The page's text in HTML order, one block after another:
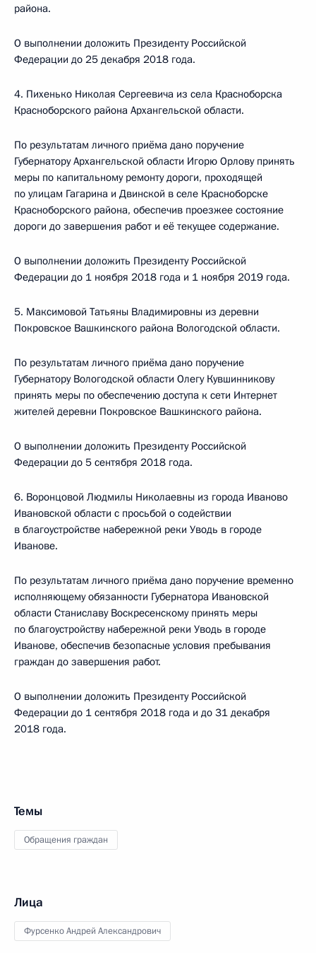
района.
О выполнении доложить Президенту Российской
Федерации до 25 декабря 2018 года.
4. Пихенько Николая Сергеевича из села Красноборска
Красноборского района Архангельской области.
По результатам личного приёма дано поручение
Губернатору Архангельской области Игорю Орлову принять
меры по капитальному ремонту дороги, проходящей
по улицам Гагарина и Двинской в селе Красноборске
Красноборского района, обеспечив проезжее состояние
дороги до завершения работ и её текущее содержание.
О выполнении доложить Президенту Российской
Федерации до 1 ноября 2018 года и 1 ноября 2019 года.
5. Максимовой Татьяны Владимировны из деревни
Покровское Вашкинского района Вологодской области.
По результатам личного приёма дано поручение
Губернатору Вологодской области Олегу Кувшинникову
принять меры по обеспечению доступа к сети Интернет
жителей деревни Покровское Вашкинского района.
О выполнении доложить Президенту Российской
Федерации до 5 сентября 2018 года.
6. Воронцовой Людмилы Николаевны из города Иваново
Ивановской области с просьбой о содействии
в благоустройстве набережной реки Уводь в городе
Иванове.
По результатам личного приёма дано поручение временно
исполняющему обязанности Губернатора Ивановской
области Станиславу Воскресенскому принять меры
по благоустройству набережной реки Уводь в городе
Иванове, обеспечив безопасные условия пребывания
граждан до завершения работ.
О выполнении доложить Президенту Российской
Федерации до 1 сентября 2018 года и до 31 декабря
2018 года.
Темы
Обращения граждан
Лица
Фурсенко Андрей Александрович